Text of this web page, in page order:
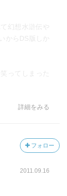
幻想水滸伝や
からDS版しか
ってしまった
詳細をみる
フォロー
2011.09.16